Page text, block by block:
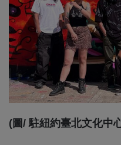
(圖/ 駐紐約臺北文化中